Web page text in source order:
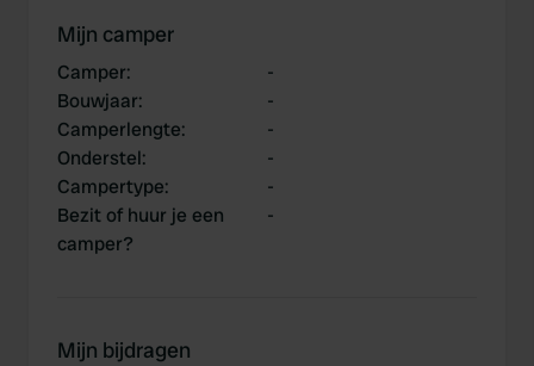
Mijn camper
Camper:
-
Bouwjaar:
-
Camperlengte:
-
Onderstel:
-
Campertype:
-
Bezit of huur je een
camper?
-
Mijn bijdragen